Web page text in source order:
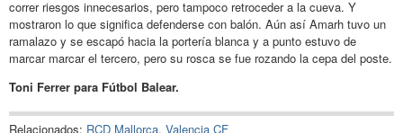
correr riesgos innecesarios, pero tampoco retroceder a la cueva. Y
mostraron lo que significa defenderse con balón. Aún así Amarh tuvo un
ramalazo y se escapó hacia la portería blanca y a punto estuvo de
marcar marcar el tercero, pero su rosca se fue rozando la cepa del poste.
Toni Ferrer para Fútbol Balear.
Relacionados: RCD Mallorca, Valencia CF